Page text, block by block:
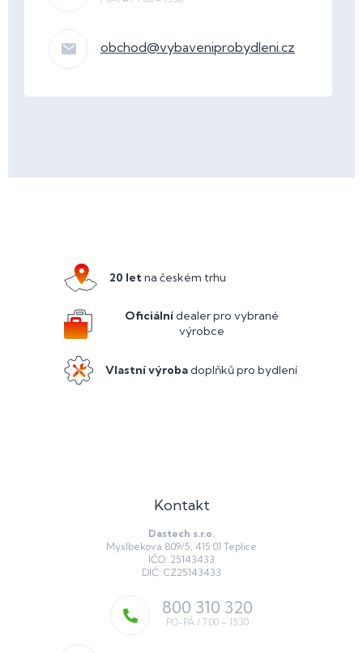
obchod@vybaveniprobydleni.cz
20 letna českém trhu
Oficiálnídealer pro vybrané
výrobce
Vlastní výrobadoplňků pro bydlení
Kontakt
Dastech s.r.o.
Myslbekova 809/5, 415 01 Teplice
IČO: 25143433
DIČ: CZ25143433
800 310 320